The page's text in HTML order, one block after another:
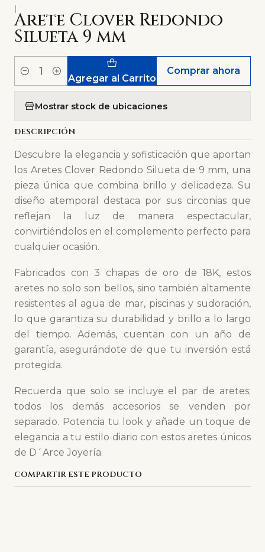
|
Arete Clover Redondo
Silueta 9 mm
Cantidad Agregar al Carrito
Comprar ahora
Mostrar stock de ubicaciones
DESCRIPCIÓN
Descubre la elegancia y sofisticación que aportan
los Aretes Clover Redondo Silueta de 9 mm, una
pieza única que combina brillo y delicadeza. Su
diseño atemporal destaca por sus circonias que
reflejan la luz de manera espectacular,
convirtiéndolos en el complemento perfecto para
cualquier ocasión.
Fabricados con 3 chapas de oro de 18K, estos
aretes no solo son bellos, sino también altamente
resistentes al agua de mar, piscinas y sudoración,
lo que garantiza su durabilidad y brillo a lo largo
del tiempo. Además, cuentan con un año de
garantía, asegurándote de que tu inversión está
protegida.
Recuerda que solo se incluye el par de aretes;
todos los demás accesorios se venden por
separado. Potencia tu look y añade un toque de
elegancia a tu estilo diario con estos aretes únicos
de D´Arce Joyería.
COMPARTIR ESTE PRODUCTO